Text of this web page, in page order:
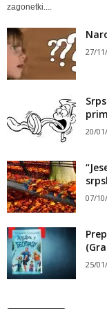
zagonetki....
27/
20/
07/
25/